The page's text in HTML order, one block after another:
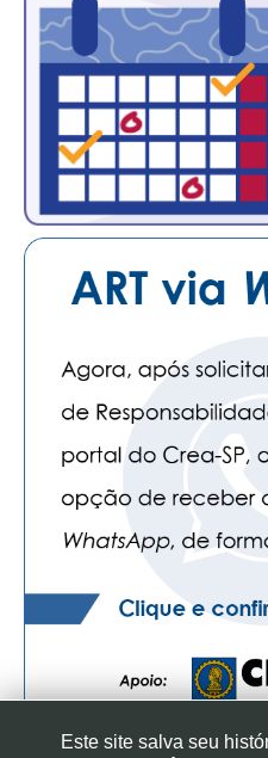
Este site salva seu